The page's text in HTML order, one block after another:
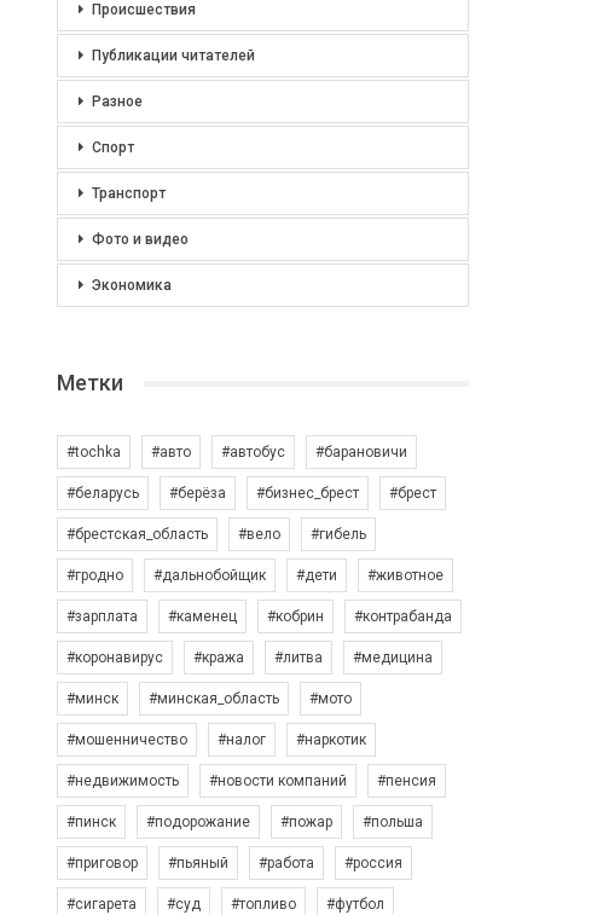
Происшествия
Публикации читателей
Разное
Спорт
Транспорт
Фото и видео
Экономика
Метки
#tochka #авто #автобус #барановичи
#беларусь #берёза #бизнес_брест #брест
#брестская_область #вело #гибель
#гродно #дальнобойщик #дети #животное
#зарплата #каменец #кобрин #контрабанда
#коронавирус #кража #литва #медицина
#минск #минская_область #мото
#мошенничество #налог #наркотик
#недвижимость #новости компаний #пенсия
#пинск #подорожание #пожар #польша
#приговор #пьяный #работа #россия
#сигарета #суд #топливо #футбол